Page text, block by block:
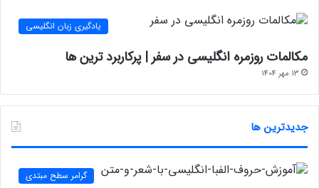
یادگیری زبان انگلیسی
مکالمات روزمره انگلیسی در سفر | پرکاربرد ترین ها
13 مهر 1404
جدیدترین ها
گرامر سطح مبتدی